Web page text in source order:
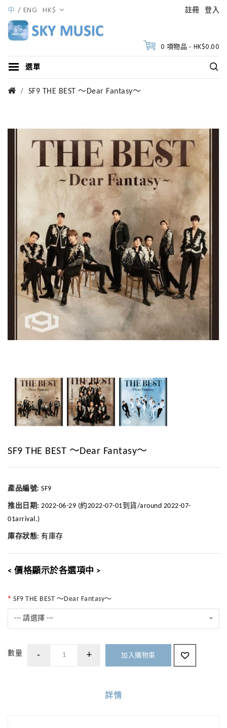
註冊 登入
中 ENG HK$
0 項物品 - HK$0.00
選單
SF9 THE BEST ～Dear Fantasy～
SF9 THE BEST ～Dear Fantasy～
產品編號: SF9
推出日期: 2022-06-29 (約2022-07-01到貨/around 2022-07-
01arrival.)
庫存狀態: 有庫存
< 價格顯示於各選項中 >
SF9 THE BEST ～Dear Fantasy～
--- 請選擇 ---
數量 加入購物車
詳情